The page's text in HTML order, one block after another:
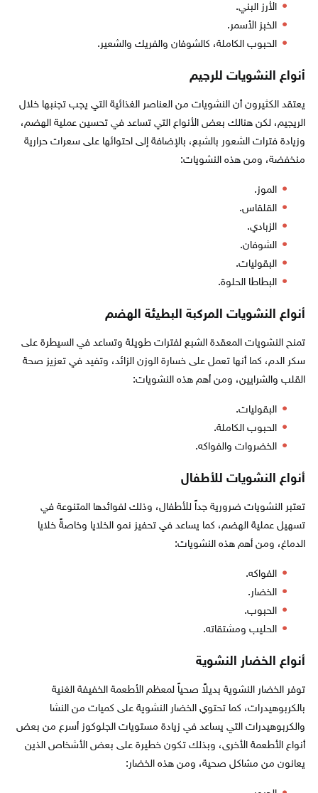
الأرز البني.
الخبز الأسمر.
الحبوب الكاملة، كالشوفان والفريك والشعير.
أنواع النشويات للرجيم
يعتقد الكثيرون أن النشويات من العناصر الغذائية التي يجب تجنبها خلال
الريجيم، لكن هنالك بعض الأنواع التي تساعد في تحسين عملية الهضم،
وزيادة فترات الشعور بالشبع، بالإضافة إلى احتوائها على سعرات حرارية
منخفضة، ومن هذه النشويات:
الموز.
القلقاس.
الزبادي.
الشوفان.
البقوليات.
البطاطا الحلوة.
أنواع النشويات المركبة البطيئة الهضم
تمنح النشويات المعقدة الشبع لفترات طويلة وتساعد في السيطرة على
سكر الدم، كما أنها تعمل على خسارة الوزن الزائد، وتفيد في تعزيز صحة
القلب والشرايين، ومن أهم هذه النشويات:
البقوليات.
الحبوب الكاملة.
الخضروات والفواكه.
أنواع النشويات للأطفال
تعتبر النشويات ضرورية جداً للأطفال، وذلك لفوائدها المتنوعة في
تسهيل عملية الهضم، كما يساعد في تحفيز نمو الخلايا وخاصةً خلايا
الدماغ، ومن أهم هذه النشويات:
الفواكه.
الخضار.
الحبوب.
الحليب ومشتقاته.
أنواع الخضار النشوية
توفر الخضار النشوية بديلاً صحياً لمعظم الأطعمة الخفيفة الغنية
بالكربوهيدرات، كما تحتوي الخضار النشوية على كميات من النشا
والكربوهيدرات التي يساعد في زيادة مستويات الجلوكوز أسرع من بعض
أنواع الأطعمة الأخرى، وبذلك تكون خطيرة على بعض الأشخاص الذين
يعانون من مشاكل صحية، ومن هذه الخضار: